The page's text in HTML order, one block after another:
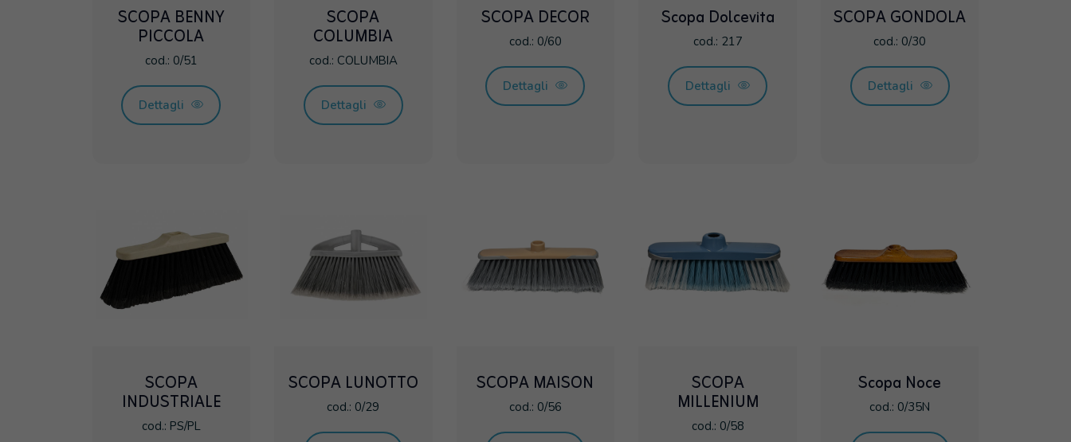
SCOPA BENNY
PICCOLA
cod.: 0/51
Dettagli
SCOPA
COLUMBIA
cod.: COLUMBIA
Dettagli
SCOPA DECOR
cod.: 0/60
Dettagli
Scopa Dolcevita
cod.: 217
Dettagli
SCOPA GONDOLA
cod.: 0/30
Dettagli
SCOPA
INDUSTRIALE
cod.: PS/PL
SCOPA LUNOTTO
cod.: 0/29
SCOPA MAISON
cod.: 0/56
SCOPA
MILLENIUM
cod.: 0/58
Scopa Noce
cod.: 0/35N